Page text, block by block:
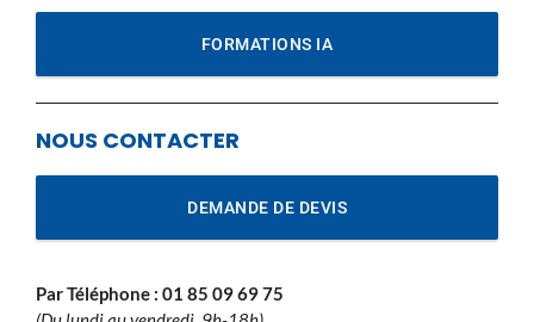
FORMATIONS IA
NOUS CONTACTER
DEMANDE DE DEVIS
Par Téléphone : 01 85 09 69 75